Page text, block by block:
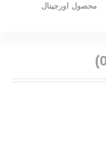
محصول اورجینال